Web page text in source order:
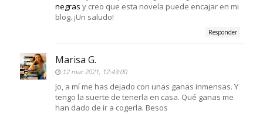
negras y creo que esta novela puede encajar en mi
blog. ¡Un saludo!
Responder
Marisa G.
12 mar 2021, 12:43:00
Jo, a mí me has dejado con unas ganas inmensas. Y
tengo la suerte de tenerla en casa. Qué ganas me
han dado de ir a cogerla. Besos